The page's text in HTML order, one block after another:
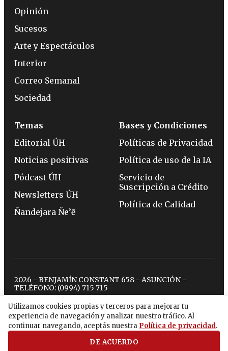
Utilizamos cookies propias y terceros para mejorar tu
experiencia de navegación y analizar nuestro tráfico. Al
continuar navegando, aceptás nuestra Política de privacidad.
DE ACUERDO
Opinión
Sucesos
Arte y Espectáculos
Interior
Correo Semanal
Sociedad
Temas
Editorial ÚH
Noticias positivas
Pódcast ÚH
Newsletters ÚH
Ñandejara Ñe’ẽ
Bases y Condiciones
Políticas de Privacidad
Política de uso de la IA
Servicio de
Suscripción a Crédito
Política de Calidad
2026 - BENJAMÍN CONSTANT 658 - ASUNCIÓN -
TELÉFONO: (0994) 715 715
twitterinstagram
facebook
tiktokyoutubespotify